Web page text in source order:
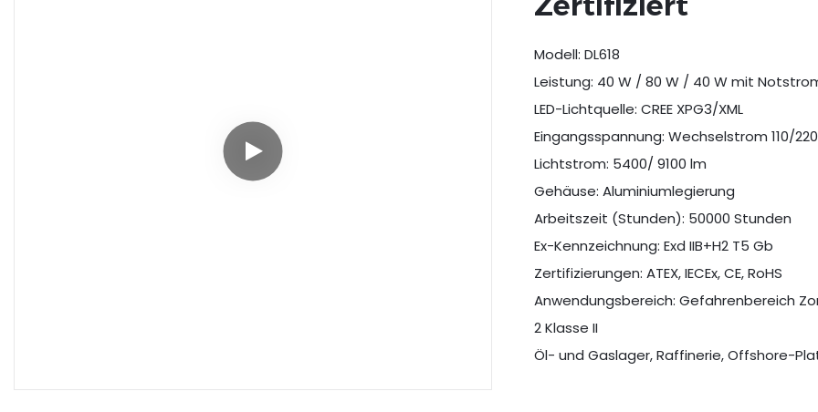
Modell: DL618
Leistung: 40 W / 80 W / 40 W mit
LED-Lichtquelle: CREE XPG3/XML
Eingangsspannung: Wechselstrom 110/
Lichtstrom: 5400/ 9100 lm
Gehäuse: Aluminiumlegierung
Arbeitszeit (Stunden): 50000 Stunden
Ex-Kennzeichnung: Exd IIB+H2 T5 Gb
Zertifizierungen: ATEX, IECEx, CE, RoHS
Anwendungsbereich: Gefahrenbereich
2 Klasse II
Öl- und Gaslager, Raffinerie, Offshore-